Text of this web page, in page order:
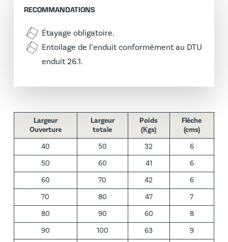
RECOMMANDATIONS
Étayage obligatoire.
Entoilage de l’enduit conformément au DTU
enduit 26.1.
Largeur
Ouverture
Largeur
totale
Poids
(Kgs)
Flèche
(cms)
40
50 32
6
50
60 41
6
60
70 42
6
70
80 47
7
80
90 60
8
90
100 63
9